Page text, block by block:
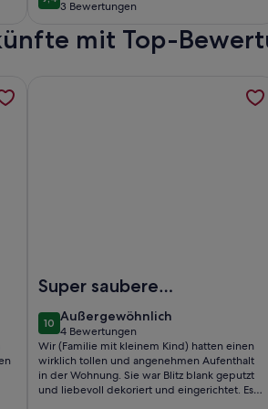
9,4 von 10
3 Bewertungen
(3
bewertungen)
mit Top-
Super saubere
Wohnung
1010 von 10
Außergewöhnlich
außergewöhnlich
4 Bewertungen
(4
bewertungen)
Wir (Familie mit kleinem Kind) hatten einen
wirklich tollen und angenehmen Aufenthalt
in der Wohnung. Sie war Blitz blank geputzt
und liebevoll dekoriert und eingerichtet. Es